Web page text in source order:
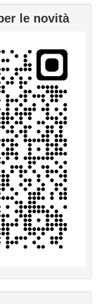
le novità